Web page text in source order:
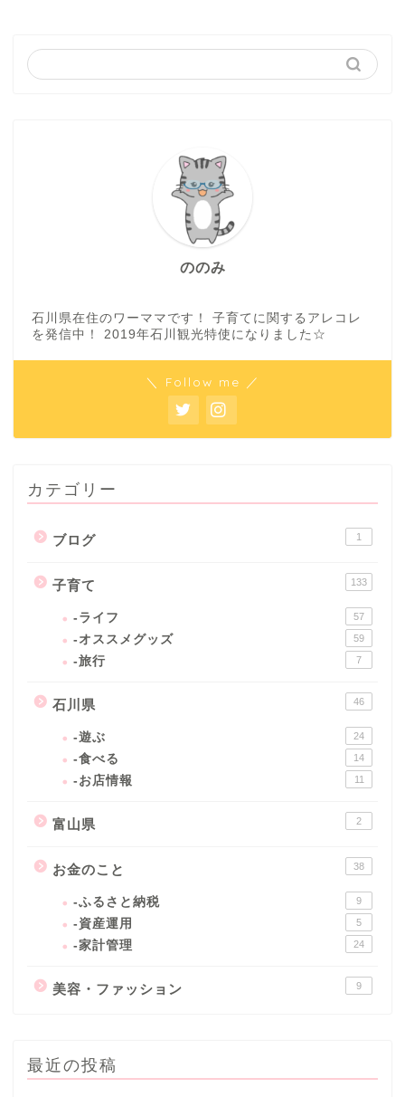
ののみ
石川県在住のワーママです！ 子育てに関するアレコレ
を発信中！ 2019年石川観光特使になりました☆
＼ Follow me ／
カテゴリー
ブログ 1
子育て 133
-ライフ 57
-オススメグッズ 59
-旅行 7
石川県 46
-遊ぶ 24
-食べる 14
-お店情報 11
富山県 2
お金のこと 38
-ふるさと納税 9
-資産運用 5
-家計管理 24
美容・ファッション 9
最近の投稿